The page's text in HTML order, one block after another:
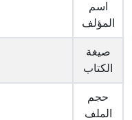
اسم
المؤلف
صيغة
الكتاب
حجم
الملف